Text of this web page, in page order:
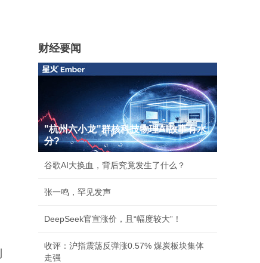
财经要闻
"杭州六小龙"群核科技物理AI故事有水
分?
谷歌AI大换血，背后究竟发生了什么？
张一鸣，罕见发声
DeepSeek官宣涨价，且“幅度较大”！
收评：沪指震荡反弹涨0.57% 煤炭板块集体
走强